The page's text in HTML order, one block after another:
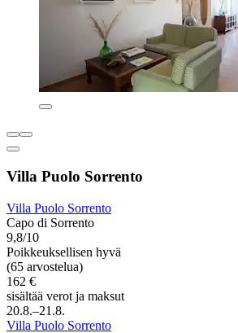
Villa Puolo Sorrento
Villa Puolo Sorrento
Capo di Sorrento
9,8/10
Poikkeuksellisen hyvä
(65 arvostelua)
162 €
sisältää verot ja maksut
20.8.–21.8.
Villa Puolo Sorrento